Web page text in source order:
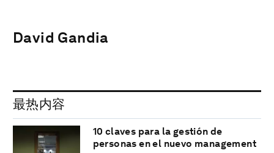
David Gandia
最热内容
10 claves para la gestión de
personas en el nuevo management